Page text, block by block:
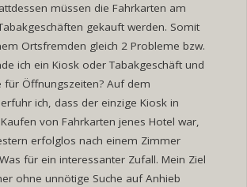
müssen die Fahrkarten am
gekauft werden. Somit
Ortsfremden gleich 2 Probleme bzw.
ich ein Kiosk oder Tabakgeschäft und
für Öffnungszeiten? Auf dem
ich, dass der einzige Kiosk in
von Fahrkarten jenes Hotel war,
erfolglos nach einem Zimmer
für ein interessanter Zufall. Mein Ziel
ohne unnötige Suche auf Anhieb